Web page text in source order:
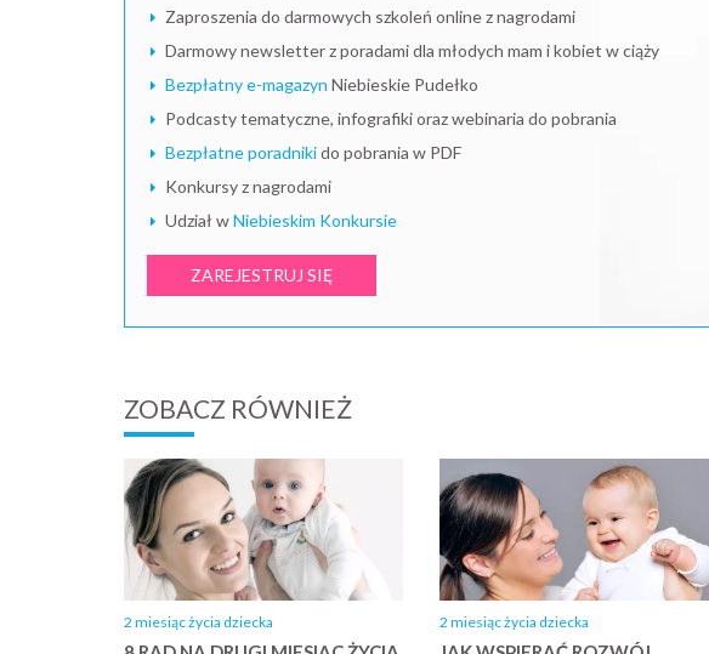
Zaproszenia do darmowych szkoleń online z nagrodami
Darmowy newsletter z poradami dla młodych mam i kobiet w ciąży
Bezpłatny e-magazyn Niebieskie Pudełko
Podcasty tematyczne, infografiki oraz webinaria do pobrania
Bezpłatne poradnikido pobrania w PDF
Konkursy z nagrodami
Udział wNiebieskim Konkursie
ZAREJESTRUJ SIĘ
ZOBACZ RÓWNIEŻ
2 miesiąc życia dziecka 2 miesiąc życia dziecka